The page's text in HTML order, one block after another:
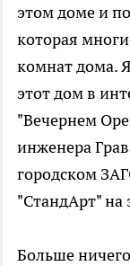
этом доме и
которая
комнат дома.
этот дом в
"Вечернем
инженера
городском
"СтандАрт" на
Больше